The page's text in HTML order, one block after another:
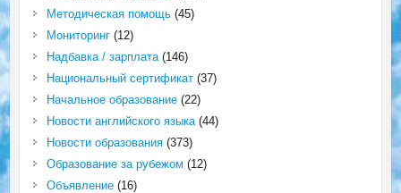
Методическая помощь(45)
Мониторинг(12)
Надбавка / зарплата(146)
Национальный сертификат(37)
Начальное образование(22)
Новости английского языка(44)
Новости образования(373)
Образование за рубежом (12)
Объявление(16)